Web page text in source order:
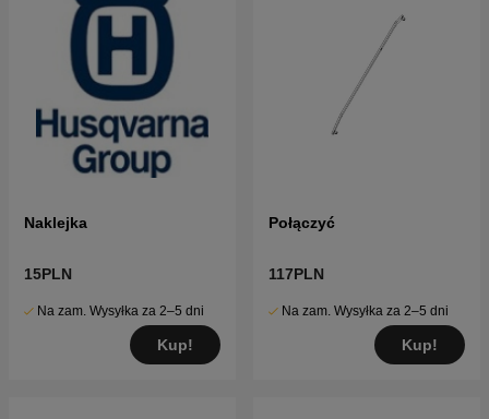
Naklejka
15PLN
Na zam. Wysyłka za 2–5 dni
Kup!
Połączyć
117PLN
Na zam. Wysyłka za 2–5 dni
Kup!